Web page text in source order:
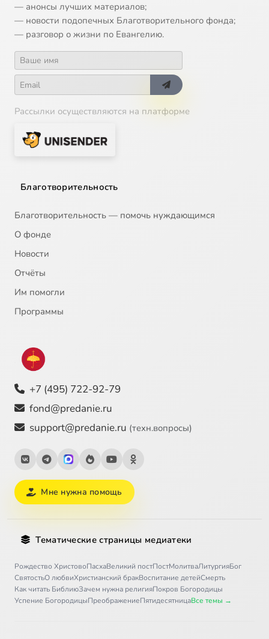
— анонсы лучших материалов;
— новости подопечных Благотворительного фонда;
— разговор о жизни по Евангелию.
Рассылки осуществляются на платформе
Благотворительность
Благотворительность — помочь нуждающимся
О фонде
Новости
Отчёты
Им помогли
Программы
+7 (495) 722-92-79
fond@predanie.ru
support@predanie.ru (техн.вопросы)
Мне нужна помощь
Тематические страницы медиатеки
Рождество ХристовоПасхаВеликий постПостМолитваЛитургияБог
СвятостьО любвиХристианский бракВоспитание детейСмерть
Как читать БиблиюЗачем нужна религияПокров Богородицы
Успение БогородицыПреображениеПятидесятницаВсе темы →